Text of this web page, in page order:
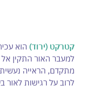
קטרקט (ירוד) הוא
למעבר האור התקין
מתקדם, הראייה
לרוב על רגישות לאור